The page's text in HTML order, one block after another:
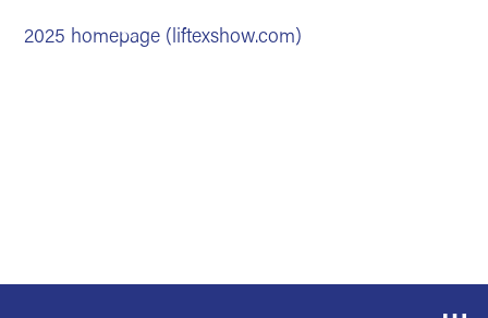
2025 homepage (liftexshow.com)